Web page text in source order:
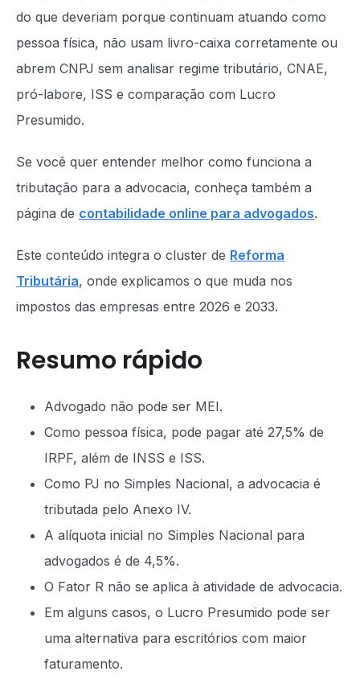
do que deveriam porque continuam atuando como
pessoa física, não usam livro-caixa corretamente ou
abrem CNPJ sem analisar regime tributário, CNAE,
pró-labore, ISS e comparação com Lucro
Presumido.
Se você quer entender melhor como funciona a
tributação para a advocacia, conheça também a
página de contabilidade online para advogados.
Este conteúdo integra o cluster de Reforma
Tributária, onde explicamos o que muda nos
impostos das empresas entre 2026 e 2033.
Resumo rápido
Advogado não pode ser MEI.
Como pessoa física, pode pagar até 27,5% de
IRPF, além de INSS e ISS.
Como PJ no Simples Nacional, a advocacia é
tributada pelo Anexo IV.
A alíquota inicial no Simples Nacional para
advogados é de 4,5%.
O Fator R não se aplica à atividade de advocacia.
Em alguns casos, o Lucro Presumido pode ser
uma alternativa para escritórios com maior
faturamento.